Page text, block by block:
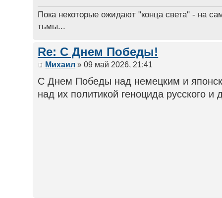
Пока некоторые ожидают "конца света" - на
тьмы...
Re: С Днем Победы!
Михаил » 09 май 2026, 21:41
С Днем Победы над немецким и
над их политикой геноцида русского и